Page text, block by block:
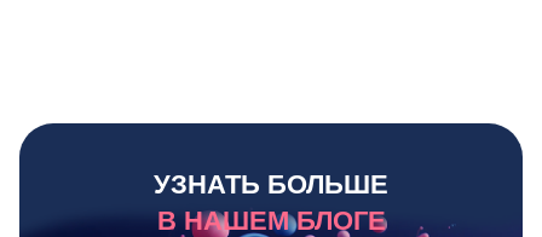
УЗНАТЬ БОЛЬШЕ
В НАШЕМ БЛОГЕ